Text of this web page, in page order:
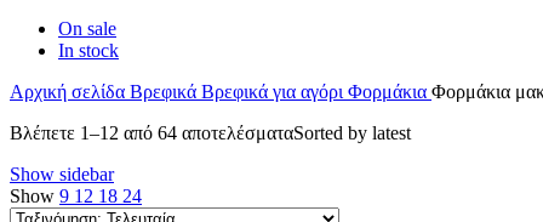
On sale
In stock
Αρχική σελίδα Βρεφικά Βρεφικά για αγόρι Φορμάκια Φορμάκια
Βλέπετε 1–12 από 64 αποτελέσματαSorted by latest
Show sidebar
Show 9 12 18 24